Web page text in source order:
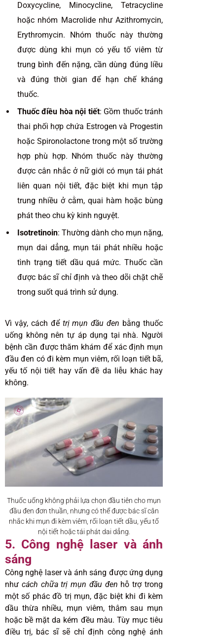
Doxycycline, Minocycline, Tetracycline
hoặc nhóm Macrolide như Azithromycin,
Erythromycin. Nhóm thuốc này thường
được dùng khi mụn có yếu tố viêm từ
trung bình đến nặng, cần dùng đúng liều
và đúng thời gian để hạn chế kháng
thuốc.
Thuốc điều hòa nội tiết: Gồm thuốc tránh
thai phối hợp chứa Estrogen và Progestin
hoặc Spironolactone trong một số trường
hợp phù hợp. Nhóm thuốc này thường
được cân nhắc ở nữ giới có mụn tái phát
liên quan nội tiết, đặc biệt khi mụn tập
trung nhiều ở cằm, quai hàm hoặc bùng
phát theo chu kỳ kinh nguyệt.
Isotretinoin: Thường dành cho mụn nặng,
mụn dai dẳng, mụn tái phát nhiều hoặc
tình trạng tiết dầu quá mức. Thuốc cần
được bác sĩ chỉ định và theo dõi chặt chẽ
trong suốt quá trình sử dụng.
Vì vậy, cách để trị mụn đầu đen bằng thuốc
uống không nên tự áp dụng tại nhà. Người
bệnh cần được thăm khám để xác định mụn
đầu đen có đi kèm mụn viêm, rối loạn tiết bã,
yếu tố nội tiết hay vấn đề da liễu khác hay
không.
Thuốc uống không phải lựa chọn đầu tiên cho mụn
đầu đen đơn thuần, nhưng có thể được bác sĩ cân
nhắc khi mụn đi kèm viêm, rối loạn tiết dầu, yếu tố
nội tiết hoặc tái phát dai dẳng.
5. Công nghệ laser và ánh
sáng
Công nghệ laser và ánh sáng được ứng dụng
như cách chữa trị mụn đầu đen hỗ trợ trong
một số phác đồ trị mụn, đặc biệt khi đi kèm
dầu thừa nhiều, mụn viêm, thâm sau mụn
hoặc bề mặt da kém đều màu. Tùy mục tiêu
điều trị, bác sĩ sẽ chỉ định công nghệ ánh